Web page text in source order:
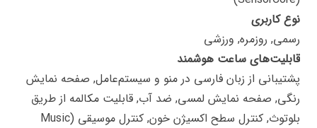
نوع کاربری
رسمی, روزمره, ورزشی
قابلیت‌های ساعت هوشمند
پشتیبانی از زبان فارسی در منو و سیستم‌عامل, صفحه نمایش
رنگی, صفحه نمایش لمسی, ضد آب, قابلیت مکالمه از طریق
بلوتوث, کنترل سطح اکسیژن خون, کنترل موسیقی (Music